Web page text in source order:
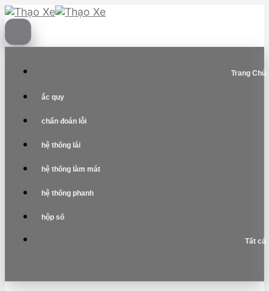
Skip
to
content
Trang Chủ
ắc quy
chẩn đoán lỗi
hệ thống lái
hệ thống làm mát
hệ thống phanh
hộp số
Tất cả